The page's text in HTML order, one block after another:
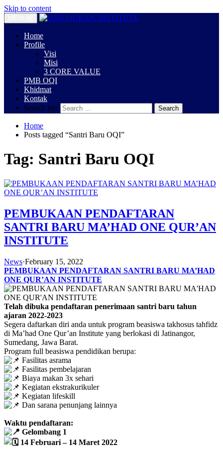
Skip to content
Home
Profile
Visi
Misi
3 CORE VALUE
PMB OQI
Khidmat
Kontak
Search for:
Home
Posts tagged “Santri Baru OQI”
Tag: Santri Baru OQI
PEMBUKAAN PENDAFTARAN
SANTRI BARU MA’HAD ONE QUR’AN
INSTITUTE
News·February 15, 2022
PEMBUKAAN PENDAFTARAN SANTRI BARU MA’HAD
ONE QUR’AN INSTITUTE
Telah dibuka pendaftaran penerimaan santri baru tahun
ajaran 2022-2023
Segera daftarkan diri anda untuk program beasiswa takhosus tahfidz
di Ma’had One Qur’an Institute yang berlokasi di Jatinangor,
Sumedang, Jawa Barat.
Program full beasiswa pendidikan berupa:
Fasilitas asrama
Fasilitas pembelajaran
Biaya makan 3x sehari
Kegiatan ekstrakurikuler
Kegiatan lifeskill
Dan sarana penunjang lainnya
Waktu pendaftaran:
Gelombang 1
14 Februari – 14 Maret 2022